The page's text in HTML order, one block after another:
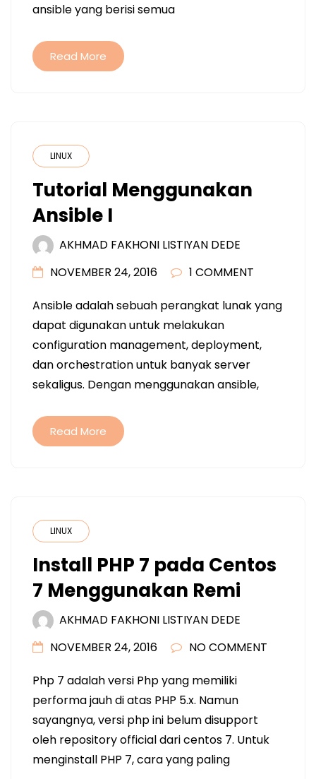
ansible yang berisi semua
Read More
LINUX
Tutorial Menggunakan
Ansible I
AKHMAD FAKHONI LISTIYAN DEDE
NOVEMBER 24, 2016
1 COMMENT
Ansible adalah sebuah perangkat lunak yang
dapat digunakan untuk melakukan
configuration management, deployment,
dan orchestration untuk banyak server
sekaligus. Dengan menggunakan ansible,
Read More
LINUX
Install PHP 7 pada Centos
7 Menggunakan Remi
AKHMAD FAKHONI LISTIYAN DEDE
NOVEMBER 24, 2016
NO COMMENT
Php 7 adalah versi Php yang memiliki
performa jauh di atas PHP 5.x. Namun
sayangnya, versi php ini belum disupport
oleh repository official dari centos 7. Untuk
menginstall PHP 7, cara yang paling